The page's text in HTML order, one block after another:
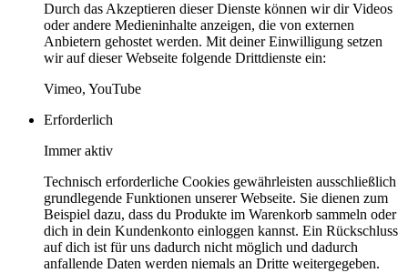
Durch das Akzeptieren dieser Dienste können wir dir Videos
oder andere Medieninhalte anzeigen, die von externen
Anbietern gehostet werden. Mit deiner Einwilligung setzen
wir auf dieser Webseite folgende Drittdienste ein:
Vimeo, YouTube
Erforderlich
Immer aktiv
Technisch erforderliche Cookies gewährleisten ausschließlich
grundlegende Funktionen unserer Webseite. Sie dienen zum
Beispiel dazu, dass du Produkte im Warenkorb sammeln oder
dich in dein Kundenkonto einloggen kannst. Ein Rückschluss
auf dich ist für uns dadurch nicht möglich und dadurch
anfallende Daten werden niemals an Dritte weitergegeben.